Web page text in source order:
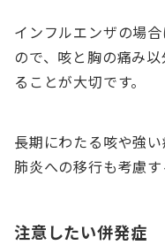
インフルエンザの場
ので、咳と胸の痛み
ることが大切です。
長期にわたる咳や強
肺炎への移行も考慮す
注意したい併発症